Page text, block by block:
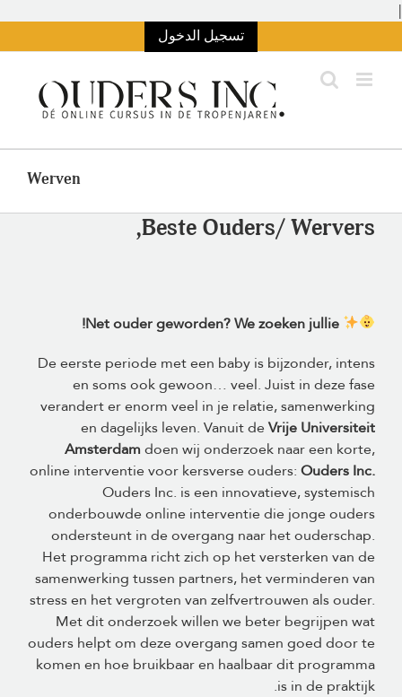
|
المحتوى
تسجيل الدخول
Werven
Beste Ouders/ Wervers,
Net ouder geworden? We zoeken jullie!
De eerste periode met een baby is bijzonder, intens
en soms ook gewoon… veel. Juist in deze fase
verandert er enorm veel in je relatie, samenwerking
en dagelijks leven. Vanuit deVrije Universiteit
Amsterdam doen wij onderzoek naar een korte,
online interventie voor kersverse ouders: Ouders Inc.
Ouders Inc. is een innovatieve, systemisch
onderbouwde online interventie die jonge ouders
ondersteunt in de overgang naar het ouderschap.
Het programma richt zich op het versterken van de
samenwerking tussen partners, het verminderen van
stress en het vergroten van zelfvertrouwen als ouder.
Met dit onderzoek willen we beter begrijpen wat
ouders helpt om deze overgang samen goed door te
komen en hoe bruikbaar en haalbaar dit programma
is in de praktijk.